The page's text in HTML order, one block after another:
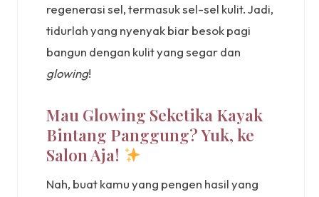
regenerasi sel, termasuk sel-sel kulit. Jadi,
tidurlah yang nyenyak biar besok pagi
bangun dengan kulit yang segar dan
glowing!
Mau Glowing Seketika Kayak
Bintang Panggung? Yuk, ke
Salon Aja!
Nah, buat kamu yang pengen hasil yang